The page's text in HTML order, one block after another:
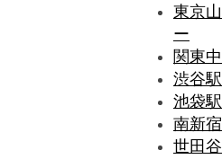
東京
ー
関東
渋谷
池袋
南新
世田